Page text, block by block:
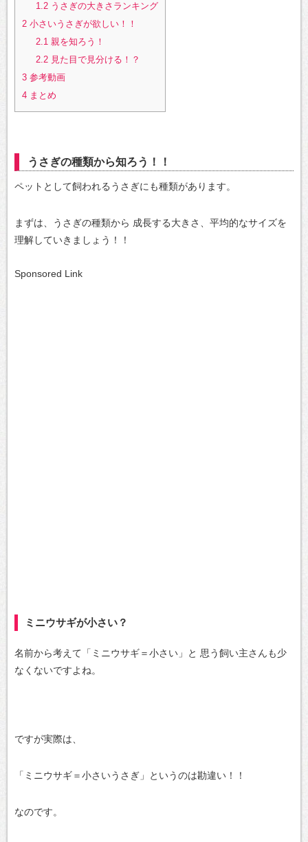
1.2うさぎの大きさランキング
2 小さいうさぎが欲しい！！
2.1親を知ろう！
2.2見た目で見分ける！？
3 参考動画
4 まとめ
うさぎの種類から知ろう！！
ペットとして飼われるうさぎにも種類があります。
まずは、うさぎの種類から 成長する大きさ、平均的なサイズを
理解していきましょう！！
Sponsored Link
ミニウサギが小さい？
名前から考えて「ミニウサギ＝小さい」と 思う飼い主さんも少
なくないですよね。
ですが実際は、
「ミニウサギ＝小さいうさぎ」というのは勘違い！！
なのです。